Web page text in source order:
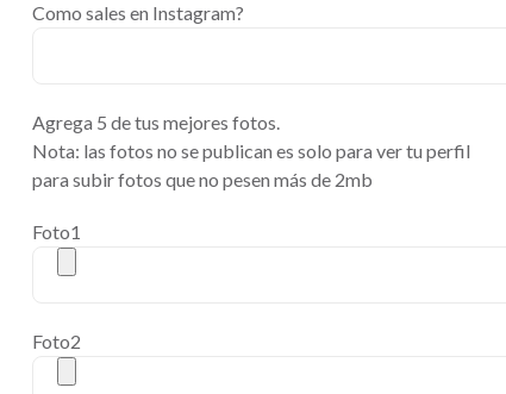
Como sales en Instagram?
Agrega 5 de tus mejores fotos.
Nota: las fotos no se publican es solo para ver tu perfil
para subir fotos que no pesen más de 2mb
Foto1
Foto2